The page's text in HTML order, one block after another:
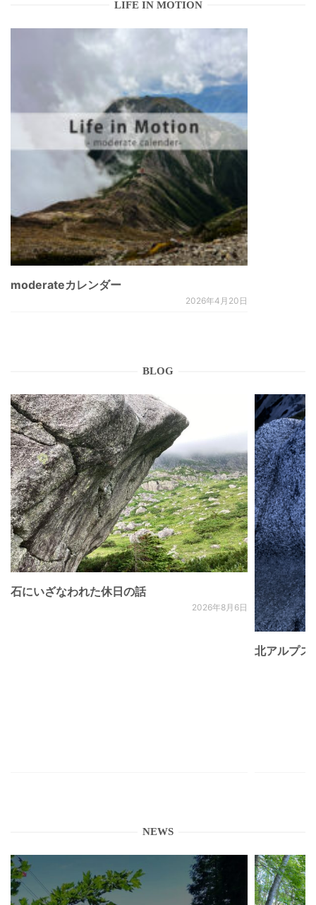
LIFE IN MOTION
moderateカレンダー
2026年4月20日
BLOG
石にいざなわれた休日の話
2026年8月6日
北アルプ
NEWS